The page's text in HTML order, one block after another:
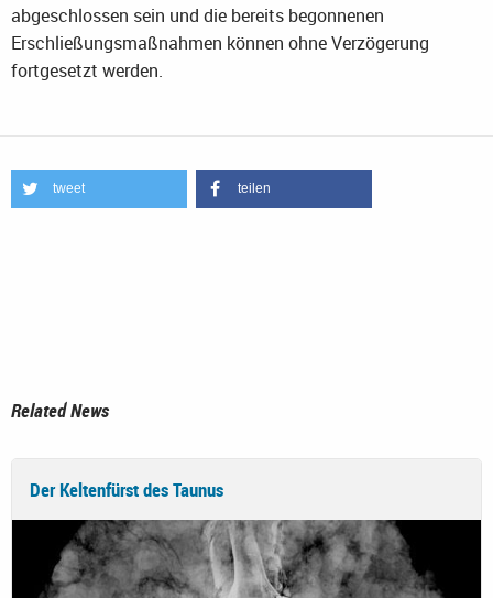
abgeschlossen sein und die bereits begonnenen
Erschließungsmaßnahmen können ohne Verzögerung
fortgesetzt werden.
tweet teilen
Related News
Der Keltenfürst des Taunus